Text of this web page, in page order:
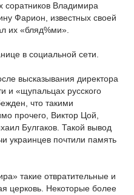
соратников Владимира
Фарион, известных своей
их «бляд%ми».
в социальной сети.
высказывания директора
и «щупальцах русского
что такими
прочего, Виктор Цой,
Булгаков. Такой вывод
украинцев почтили память
такие отвратительные и
церковь. Некоторые более